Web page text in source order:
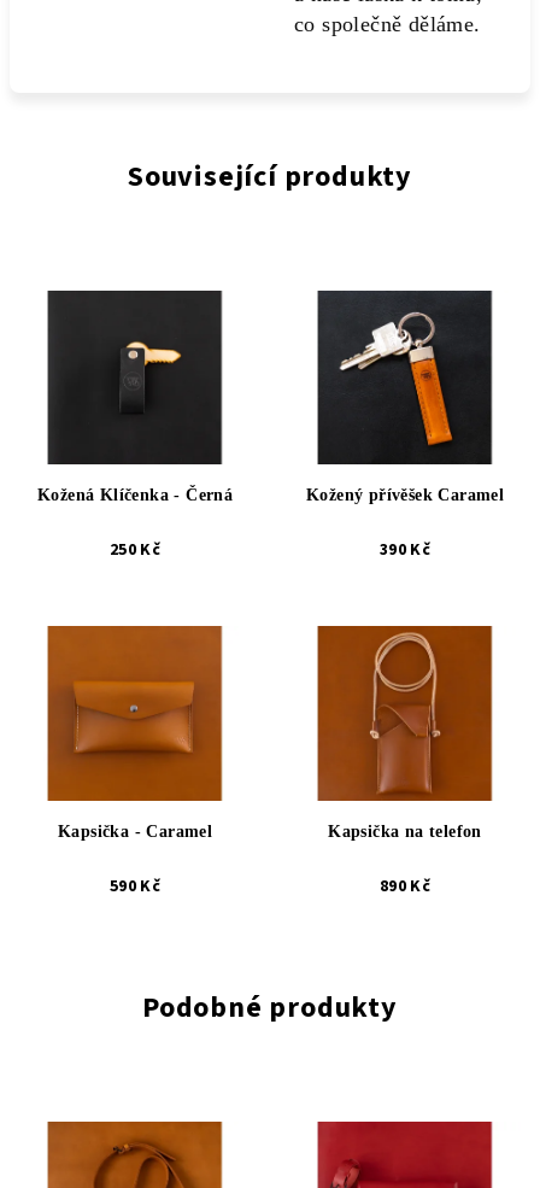
co společně děláme.
Související produkty
Kožená Klíčenka - Černá
250 Kč
Kožený přívěšek Caramel
390 Kč
Kapsička - Caramel
590 Kč
Kapsička na telefon
890 Kč
Podobné produkty